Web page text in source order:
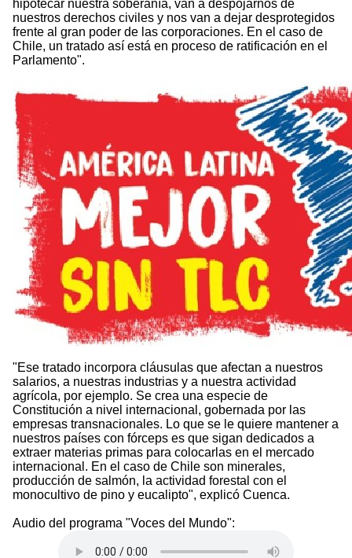
hipotecar nuestra soberanía, van a despojarnos de
nuestros derechos civiles y nos van a dejar desprotegidos
frente al gran poder de las corporaciones. En el caso de
Chile, un tratado así está en proceso de ratificación en el
Parlamento".
"Ese tratado incorpora cláusulas que afectan a nuestros
salarios, a nuestras industrias y a nuestra actividad
agrícola, por ejemplo. Se crea una especie de
Constitución a nivel internacional, gobernada por las
empresas transnacionales. Lo que se le quiere mantener a
nuestros países con fórceps es que sigan dedicados a
extraer materias primas para colocarlas en el mercado
internacional. En el caso de Chile son minerales,
producción de salmón, la actividad forestal con el
monocultivo de pino y eucalipto", explicó Cuenca.
Audio del programa "Voces del Mundo":